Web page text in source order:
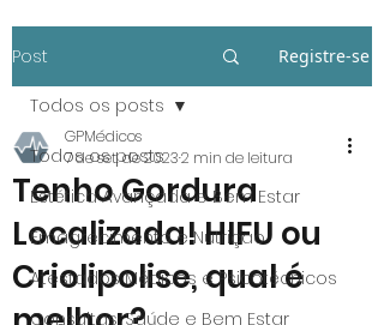
Post Registre-se
Todos os posts
Estética Avançada e Bem Estar
Emagrecimento e Nutrição
Atestados Médicos e Psicotécnicos
Consultas, Saúde e Bem Estar
Todos os posts
Tenho Gordura
Localizada! HIFU ou
Criolipolise, qual é
GPMédicos
7 de set. de 20232 min de leitura